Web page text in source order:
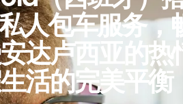
人包车服务，
达卢西亚的
活的完美平衡